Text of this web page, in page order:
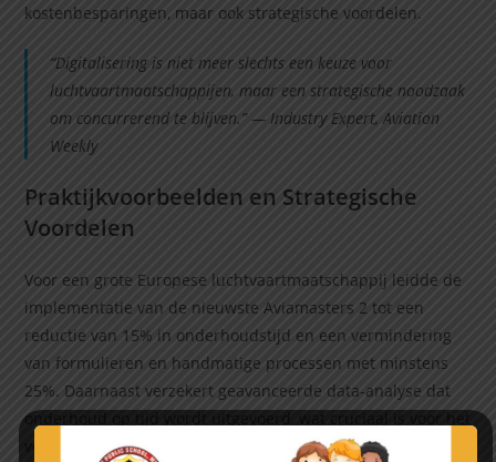
kostenbesparingen, maar ook strategische voordelen.
“Digitalisering is niet meer slechts een keuze voor
luchtvaartmaatschappijen, maar een strategische noodzaak
om concurrerend te blijven.” — Industry Expert, Aviation
Weekly
Praktijkvoorbeelden en Strategische
Voordelen
Voor een grote Europese luchtvaartmaatschappij leidde de
implementatie van de nieuwste Aviamasters 2 tot een
reductie van 15% in onderhoudstijd en een vermindering
van formulieren en handmatige processen met minstens
25%. Daarnaast verzekert geavanceerde data-analyse dat
onderhoud op tijd wordt uitgevoerd, wat cruciaal is voor het
voldoen aan strenge veiligheidsnormen.